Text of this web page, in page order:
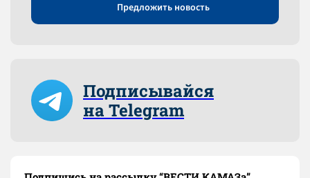
Предложить новость
Подписывайся
на Telegram